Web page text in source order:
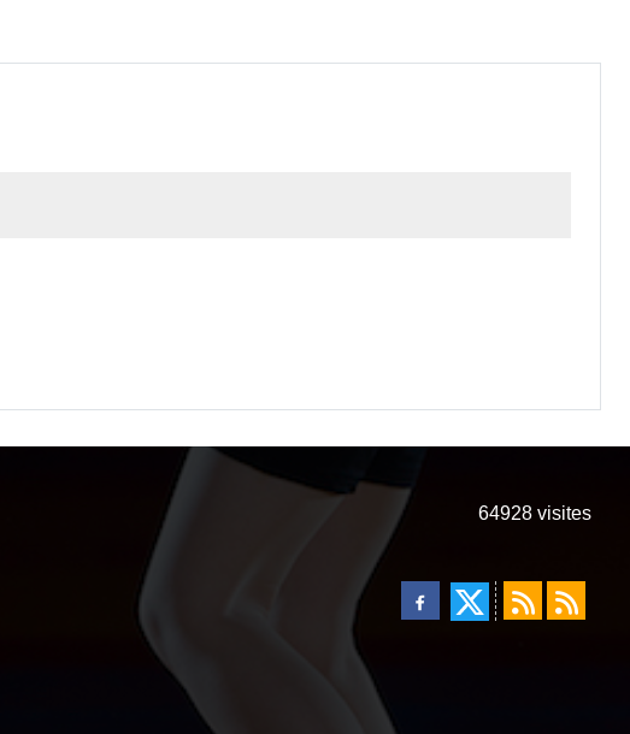
64928 visites